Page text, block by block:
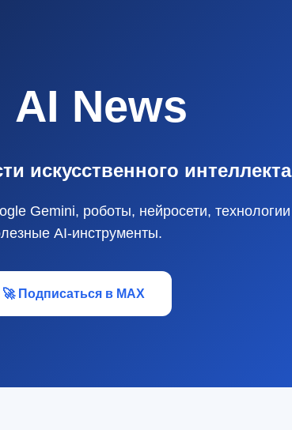
AI News
искусственного интеллекта
Gemini, роботы, нейросети,
AI‑инструменты.
🚀 Подписаться в MAX